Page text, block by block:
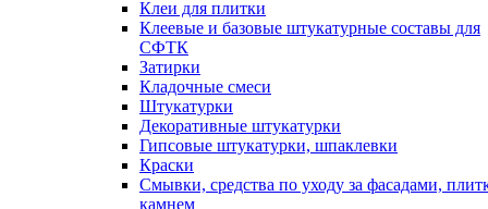
Клеи для плитки
Клеевые и базовые штукатурные составы для
СФТК
Затирки
Кладочные смеси
Штукатурки
Декоративные штукатурки
Гипсовые штукатурки, шпаклевки
Краски
Смывки, средства по уходу за фасадами,
камнем